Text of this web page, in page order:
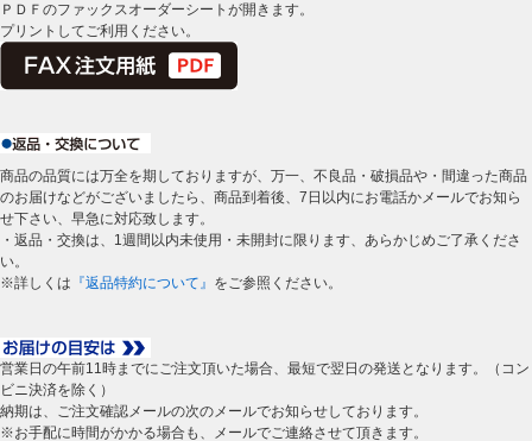
ＰＤＦのファックスオーダーシートが開きます。
プリントしてご利用ください。
商品の品質には万全を期しておりますが、万一、不良品・破損品や・間違った商品
のお届けなどがございましたら、商品到着後、7日以内にお電話かメールでお知ら
せ下さい、早急に対応致します。
・返品・交換は、1週間以内未使用・未開封に限ります、あらかじめご了承くださ
い。
※詳しくは 『返品特約について』 をご参照ください。
営業日の午前11時までにご注文頂いた場合、最短で翌日の発送となります。（コン
ビニ決済を除く）
納期は、ご注文確認メールの次のメールでお知らせしております。
※お手配に時間がかかる場合も、メールでご連絡させて頂きます。